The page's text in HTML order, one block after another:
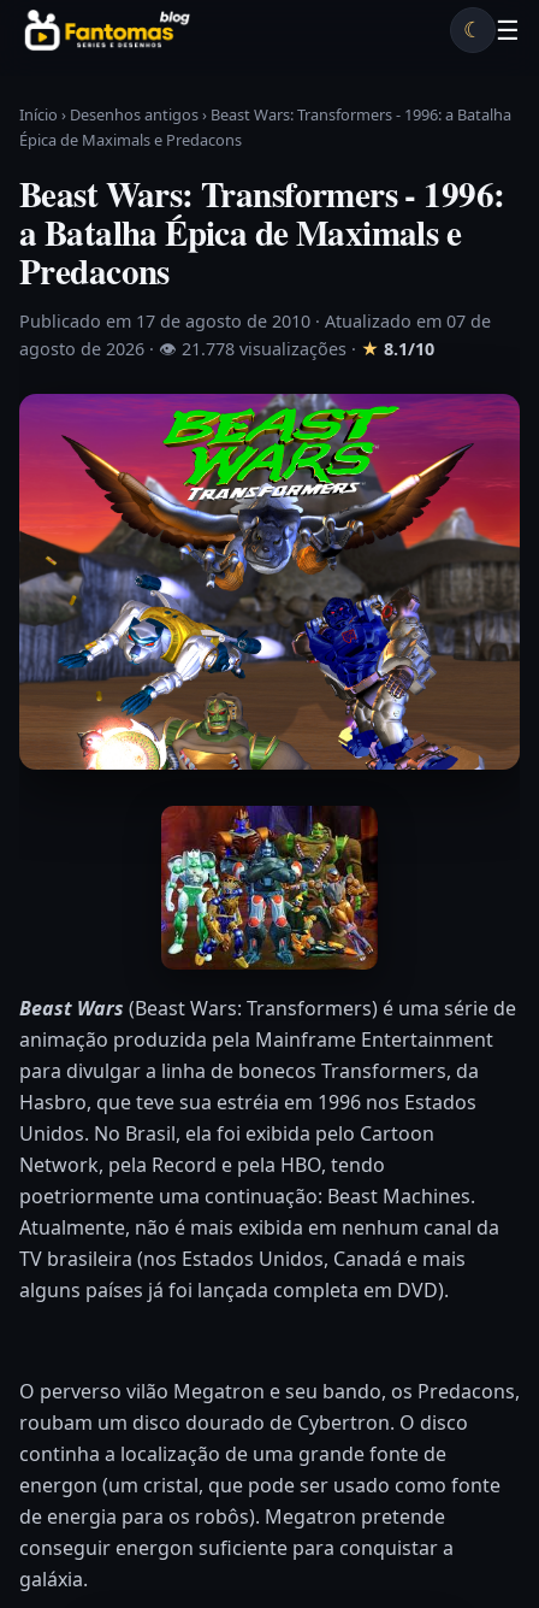
Pular para o conteúdo
☰
☾
Início › Desenhos antigos› Beast Wars: Transformers - 1996: a Batalha
Épica de Maximals e Predacons
Beast Wars: Transformers - 1996:
a Batalha Épica de Maximals e
Predacons
Publicado em 17 de agosto de 2010 · Atualizado em 07 de
agosto de 2026 · 👁 21.778 visualizações · ★ 8.1/10
Beast Wars (Beast Wars: Transformers) é uma série de
animação produzida pela Mainframe Entertainment
para divulgar a linha de bonecos Transformers, da
Hasbro, que teve sua estréia em 1996 nos Estados
Unidos. No Brasil, ela foi exibida pelo Cartoon
Network, pela Record e pela HBO, tendo
poetriormente uma continuação: Beast Machines.
Atualmente, não é mais exibida em nenhum canal da
TV brasileira (nos Estados Unidos, Canadá e mais
alguns países já foi lançada completa em DVD).
O perverso vilão Megatron e seu bando, os Predacons,
roubam um disco dourado de Cybertron. O disco
continha a localização de uma grande fonte de
energon (um cristal, que pode ser usado como fonte
de energia para os robôs). Megatron pretende
conseguir energon suficiente para conquistar a
galáxia.